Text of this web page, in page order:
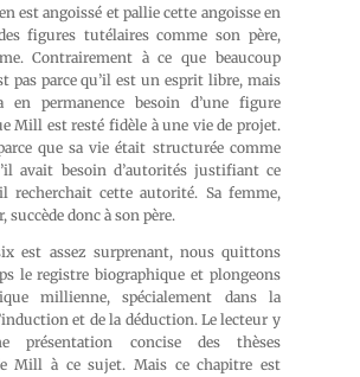
est angoissé et pallie cette angoisse en
figures tutélaires comme son père,
Contrairement à ce que beaucoup
pas parce qu’il est un esprit libre, mais
en permanence besoin d’une figure
Mill est resté fidèle à une vie de projet.
que sa vie était structurée comme
avait besoin d’autorités justifiant ce
recherchait cette autorité. Sa femme,
succède donc à son père.
est assez surprenant, nous quittons
le registre biographique et plongeons
millienne, spécialement dans la
et de la déduction. Le lecteur y
présentation concise des thèses
Mill à ce sujet. Mais ce chapitre est